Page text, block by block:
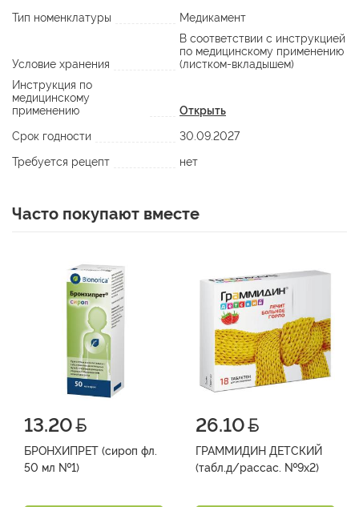
Тип номенклатуры
Медикамент
Условие хранения
В соответствии с инструкцией
по медицинскому применению
(листком-вкладышем)
Инструкция по
медицинскому
применению
Открыть
Срок годности
30.09.2027
Требуется рецепт
нет
Часто покупают вместе
13.20
БРОНХИПРЕТ (сироп фл.
50 мл №1)
26.10
ГРАММИДИН ДЕТСКИЙ
(табл.д/рассас. №9х2)